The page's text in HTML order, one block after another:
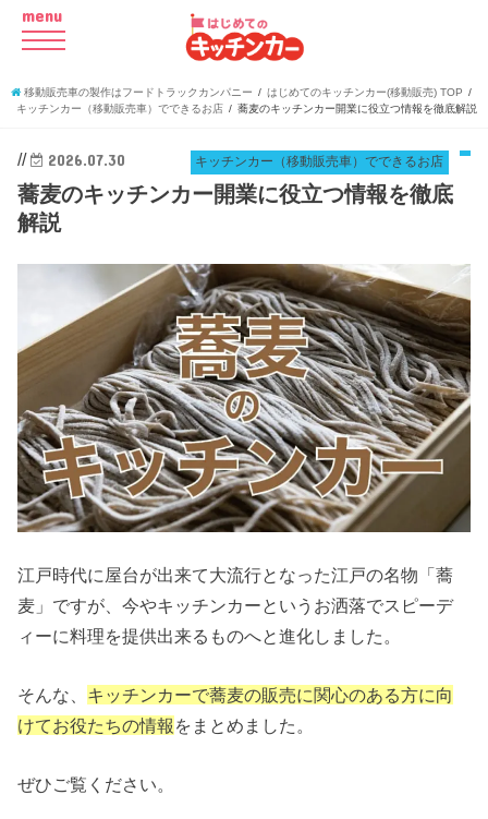
menu
移動販売車の製作はフードトラックカンパニー
はじめてのキッチンカー(移動販売) TOP
キッチンカー（移動販売車）でできるお店
蕎麦のキッチンカー開業に役立つ情報を徹底解説
// キッチンカー（移動販売車）でできるお店
2026.07.30
蕎麦のキッチンカー開業に役立つ情報を徹底
解説
江戸時代に屋台が出来て大流行となった江戸の名物「蕎
麦」ですが、今やキッチンカーというお洒落でスピーデ
ィーに料理を提供出来るものへと進化しました。
そんな、 キッチンカーで蕎麦の販売に関心のある方に向
けてお役たちの情報 をまとめました。
ぜひご覧ください。